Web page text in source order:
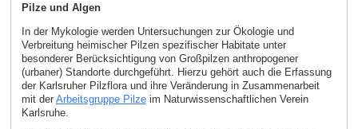
Pilze und Algen
In der Mykologie werden Untersuchungen zur Ökologie und
Verbreitung heimischer Pilzen spezifischer Habitate unter
besonderer Berücksichtigung von Großpilzen anthropogener
(urbaner) Standorte durchgeführt. Hierzu gehört auch die Erfassung
der Karlsruher Pilzflora und ihre Veränderung in Zusammenarbeit
mit der Arbeitsgruppe Pilzeim Naturwissenschaftlichen Verein
Karlsruhe.